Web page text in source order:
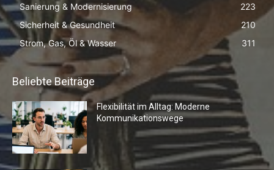
Sanierung & Modernisierung
223
Sicherheit & Gesundheit
210
Strom, Gas, Öl & Wasser
311
Beliebte Beiträge
Flexibilität im Alltag: Moderne
Kommunikationswege